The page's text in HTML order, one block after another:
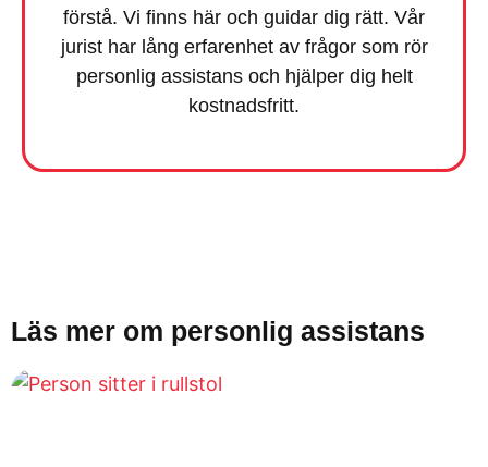
förstå. Vi finns här och guidar dig rätt. Vår
jurist har lång erfarenhet av frågor som rör
personlig assistans och hjälper dig helt
kostnadsfritt.
Läs mer om personlig assistans